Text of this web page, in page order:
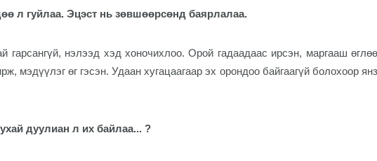
л гуйлаа. Эцэст нь зөвшөөрсөнд баярлалаа.
гарсангүй, нэлээд хэд хоночихлоо. Орой гадаадаас ирсэн, маргааш өглөө
мэдүүлэг өг гэсэн. Удаан хугацаагаар эх орондоо байгаагүй болохоор янз
дуулиан л их байлаа... ?